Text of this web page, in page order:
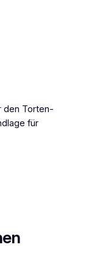
den Torten-
für